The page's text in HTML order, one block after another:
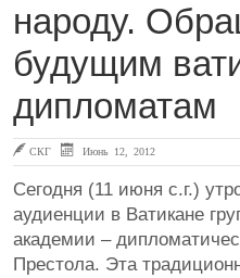
народу.
будущим
дипломатам
СКГ Июнь 12, 2012
Сегодня (11 июня с.г.)
аудиенции в Ватикане
академии –
Престола. Эта